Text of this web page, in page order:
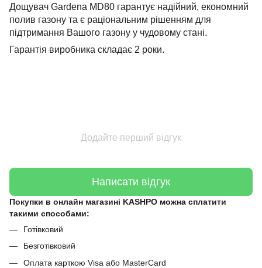
Дощувач Gardena MD80 гарантує надійний, економний
полив газону та є раціональним рішенням для
підтримання Вашого газону у чудовому стані.
Гарантія виробника складає 2 роки.
Додайте перший відгук
Написати відгук
Покупки в онлайн магазині KASHPO можна сплатити
такими способами:
Готівковий
Безготівковий
Оплата карткою Visa або MasterCard